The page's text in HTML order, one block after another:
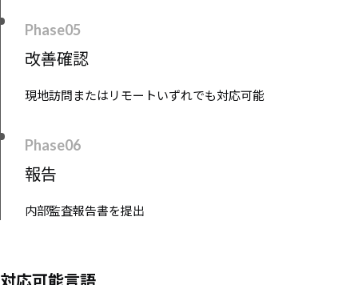
Phase05
改善確認
現地訪問またはリモートいずれでも対応可能
Phase06
報告
内部監査報告書を提出
対応可能言語